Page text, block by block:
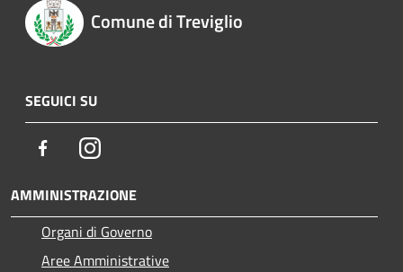
Comune di Treviglio
SEGUICI SU
FacebookInstagram
AMMINISTRAZIONE
Organi di Governo
Aree Amministrative